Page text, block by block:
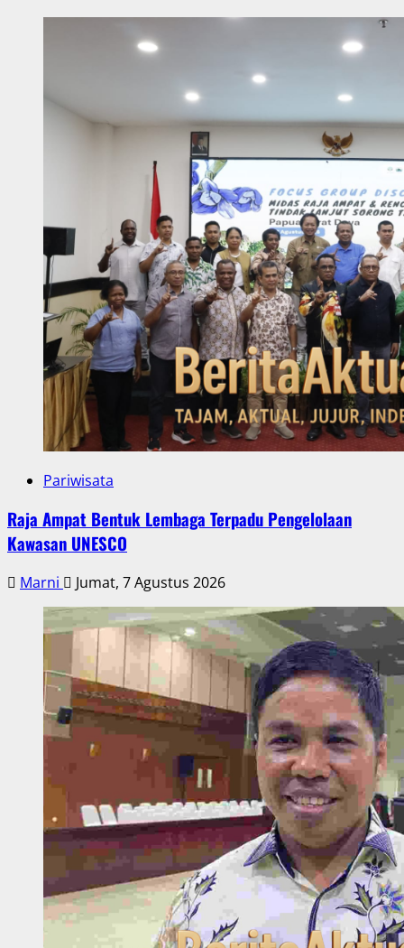
Pariwisata
Raja Ampat Bentuk Lembaga Terpadu Pengelolaan
Kawasan UNESCO
Marni Jumat, 7 Agustus 2026